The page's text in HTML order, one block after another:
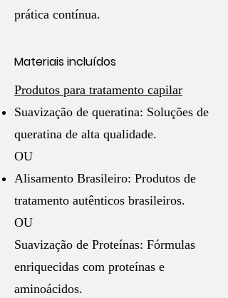
prática contínua.
Materiais incluídos
Produtos para tratamento capilar
Suavização de queratina: Soluções de
queratina de alta qualidade.
OU
Alisamento Brasileiro: Produtos de
tratamento autênticos brasileiros.
OU
Suavização de Proteínas: Fórmulas
enriquecidas com proteínas e
aminoácidos.